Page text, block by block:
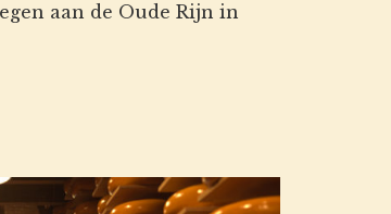
aan de Oude Rijn in